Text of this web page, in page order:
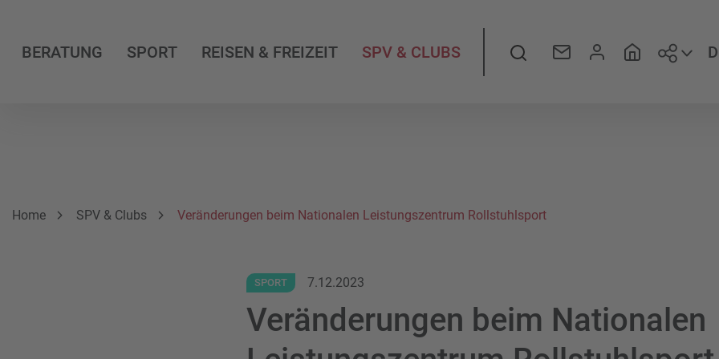
BERATUNG SPORT REISEN & FREIZEIT SPV & CLUBS Suche
Breadcrumbnavigation
Sie befinden sich hier:
Home SPV & Clubs Veränderungen beim Nationalen Leistungszentrum Rollstuhlsport
SPORT 7.12.2023
Veränderungen beim Nationalen